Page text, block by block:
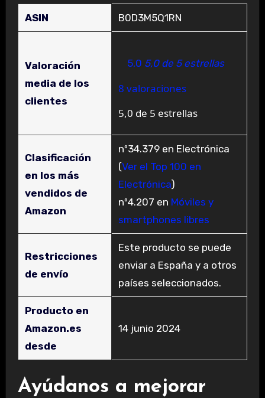
ASIN B0D3M5Q1RN
Valoración
media de los
clientes
5,0 5,0 de 5 estrellas
8 valoraciones
5,0 de 5 estrellas
Clasificación
en los más
vendidos de
Amazon
nº34.379 en Electrónica
(Ver el Top 100 en
Electrónica)
nº4.207 en Móviles y
smartphones libres
Restricciones
de envío
Este producto se puede
enviar a España y a otros
países seleccionados.
Producto en
Amazon.es
desde
14 junio 2024
Ayúdanos a mejorar